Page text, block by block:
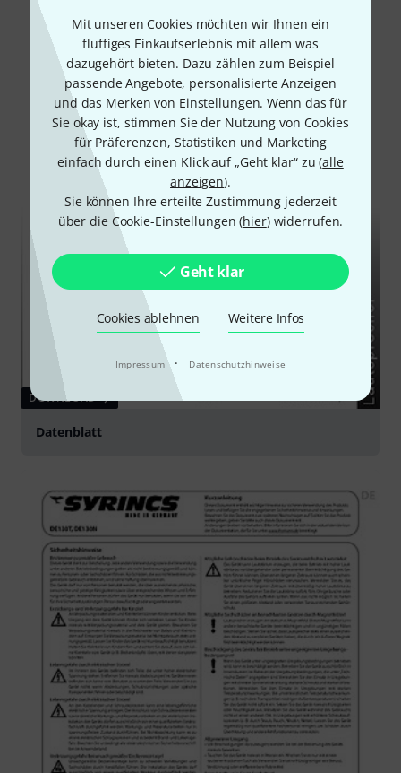
Mit unseren Cookies möchten wir Ihnen ein
fluffiges Einkaufserlebnis mit allem was
dazugehört bieten. Dazu zählen zum Beispiel
passende Angebote, personalisierte Anzeigen
und das Merken von Einstellungen. Wenn das für
Sie okay ist, stimmen Sie der Nutzung von Cookies
für Präferenzen, Statistiken und Marketing
einfach durch einen Klick auf „Geht klar“ zu (alle
anzeigen).
Sie können Ihre erteilte Zustimmung jederzeit
über die Cookie-Einstellungen (hier) widerrufen.
Geht klar
Cookies ablehnen Weitere Infos
Impressum · Datenschutzhinweise
DOWNLOAD
Datenblatt